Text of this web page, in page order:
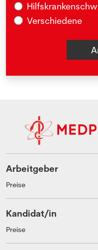
Verschiedene
Arbeitgeber
Preise
Kandidat/in
Preise